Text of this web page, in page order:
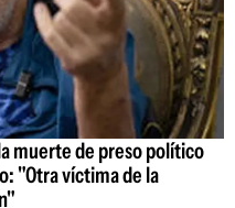
muerte de preso político
"Otra víctima de la